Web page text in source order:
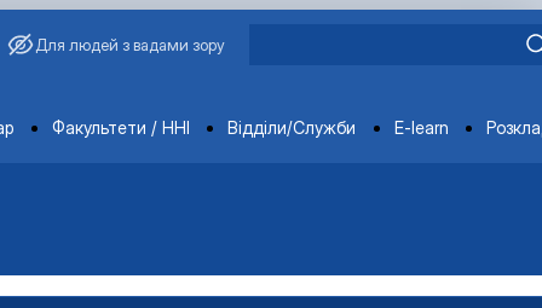
Для людей з вадами зору
Факультети / ННІ Відділи/Служби E-learn